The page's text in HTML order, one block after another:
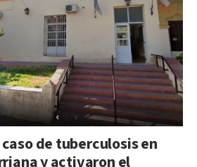
de tuberculosis en
y activaron el